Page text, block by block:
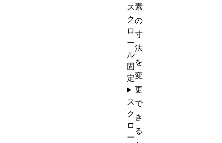
素
の
寸
法
を
変
更
で
き
る
ス
ク
ロ
ー
ル
固
定
ス
ク
ロ
ー